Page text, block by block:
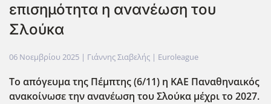
επισημότητα η ανανέωση του
Σλούκα
06 Νοεμβρίου 2025 | Γιάννης Σιαβελής | Euroleague
Το απόγευμα της Πέμπτης (6/11) η ΚΑΕ Παναθηναικός
ανακοίνωσε την ανανέωση του Σλούκα μέχρι το 2027.